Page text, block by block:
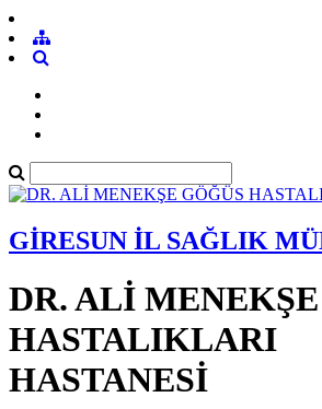
GİRESUN İL SAĞLIK
DR. ALİ
HASTALIKLARI
HASTANESİ